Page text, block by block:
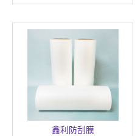
鑫利防刮膜